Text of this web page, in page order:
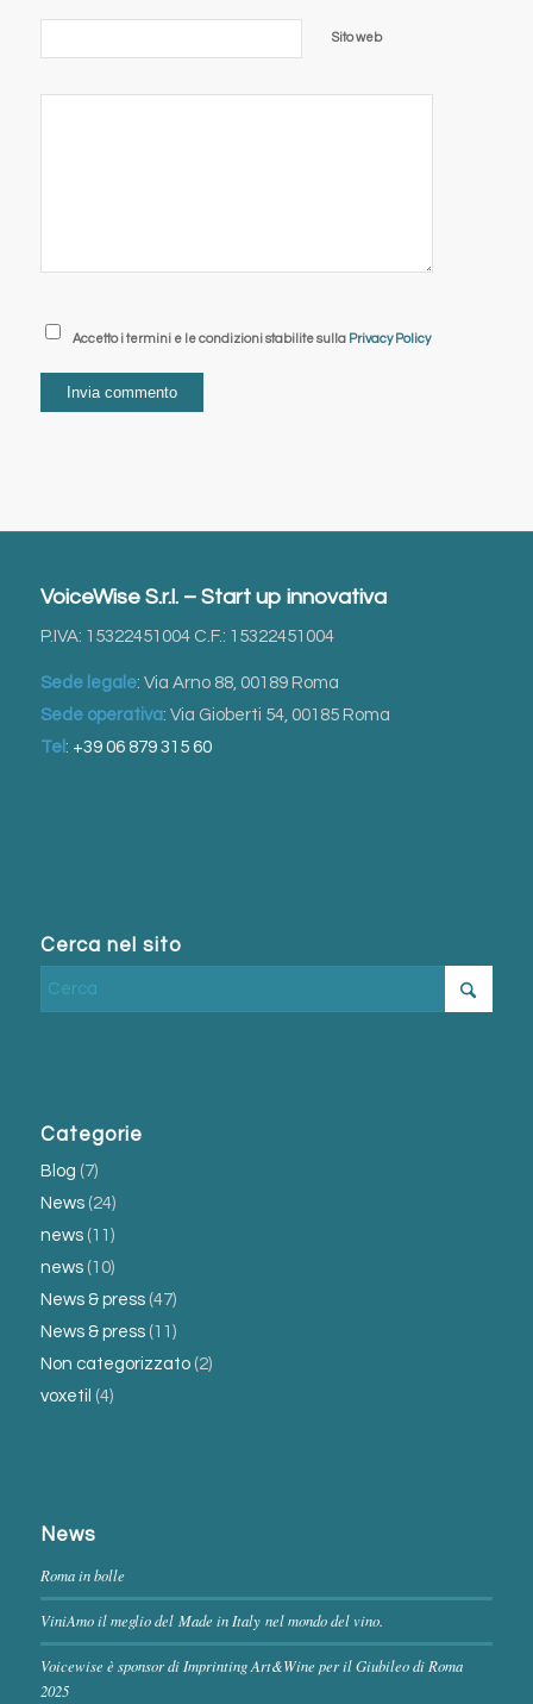
Sito web
Accetto i termini e le condizioni stabilite sulla Privacy Policy
VoiceWise S.r.l. – Start up innovativa
P.IVA: 15322451004 C.F.: 15322451004
Sede legale: Via Arno 88, 00189 Roma
Sede operativa: Via Gioberti 54, 00185 Roma
Tel : +39 06 879 315 60
Cerca nel sito
Categorie
Blog (7)
News(24)
news(11)
news(10)
News & press(47)
News & press(11)
Non categorizzato(2)
voxetil (4)
News
Roma in bolle
ViniAmo il meglio del Made in Italy nel mondo del vino.
Voicewise è sponsor di Imprinting Art&Wine per il Giubileo di Roma
2025